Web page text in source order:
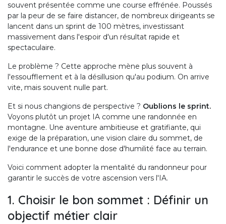
souvent présentée comme une course effrénée. Poussés
par la peur de se faire distancer, de nombreux dirigeants se
lancent dans un sprint de 100 mètres, investissant
massivement dans l'espoir d'un résultat rapide et
spectaculaire.
Le problème ? Cette approche mène plus souvent à
l'essoufflement et à la désillusion qu'au podium. On arrive
vite, mais souvent nulle part.
Et si nous changions de perspective ? Oublions le sprint.
Voyons plutôt un projet IA comme une randonnée en
montagne. Une aventure ambitieuse et gratifiante, qui
exige de la préparation, une vision claire du sommet, de
l'endurance et une bonne dose d'humilité face au terrain.
Voici comment adopter la mentalité du randonneur pour
garantir le succès de votre ascension vers l'IA.
1. Choisir le bon sommet : Définir un
objectif métier clair